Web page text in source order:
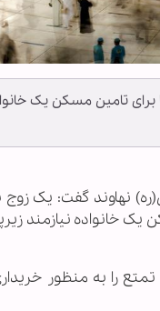
میلیون ریالی حج تمتع خود را برای تامین مسکن یک
نهاوند گفت: یک زوج
برای تامین مسکن یک خانواده
را به منظور